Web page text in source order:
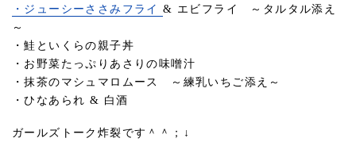
・ジューシーささみフライ& エビフライ ～タルタル添え
～
・鮭といくらの親子丼
・お野菜たっぷりあさりの味噌汁
・抹茶のマシュマロムース ～練乳いちご添え～
・ひなあられ & 白酒
ガールズトーク炸裂です＾＾；↓